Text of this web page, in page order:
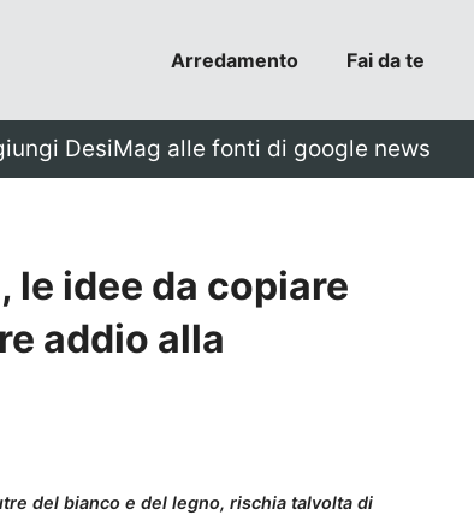
Arredamento Fai da te
DesiMag alle fonti di google news
le idee da copiare
addio alla
del bianco e del legno, rischia talvolta di